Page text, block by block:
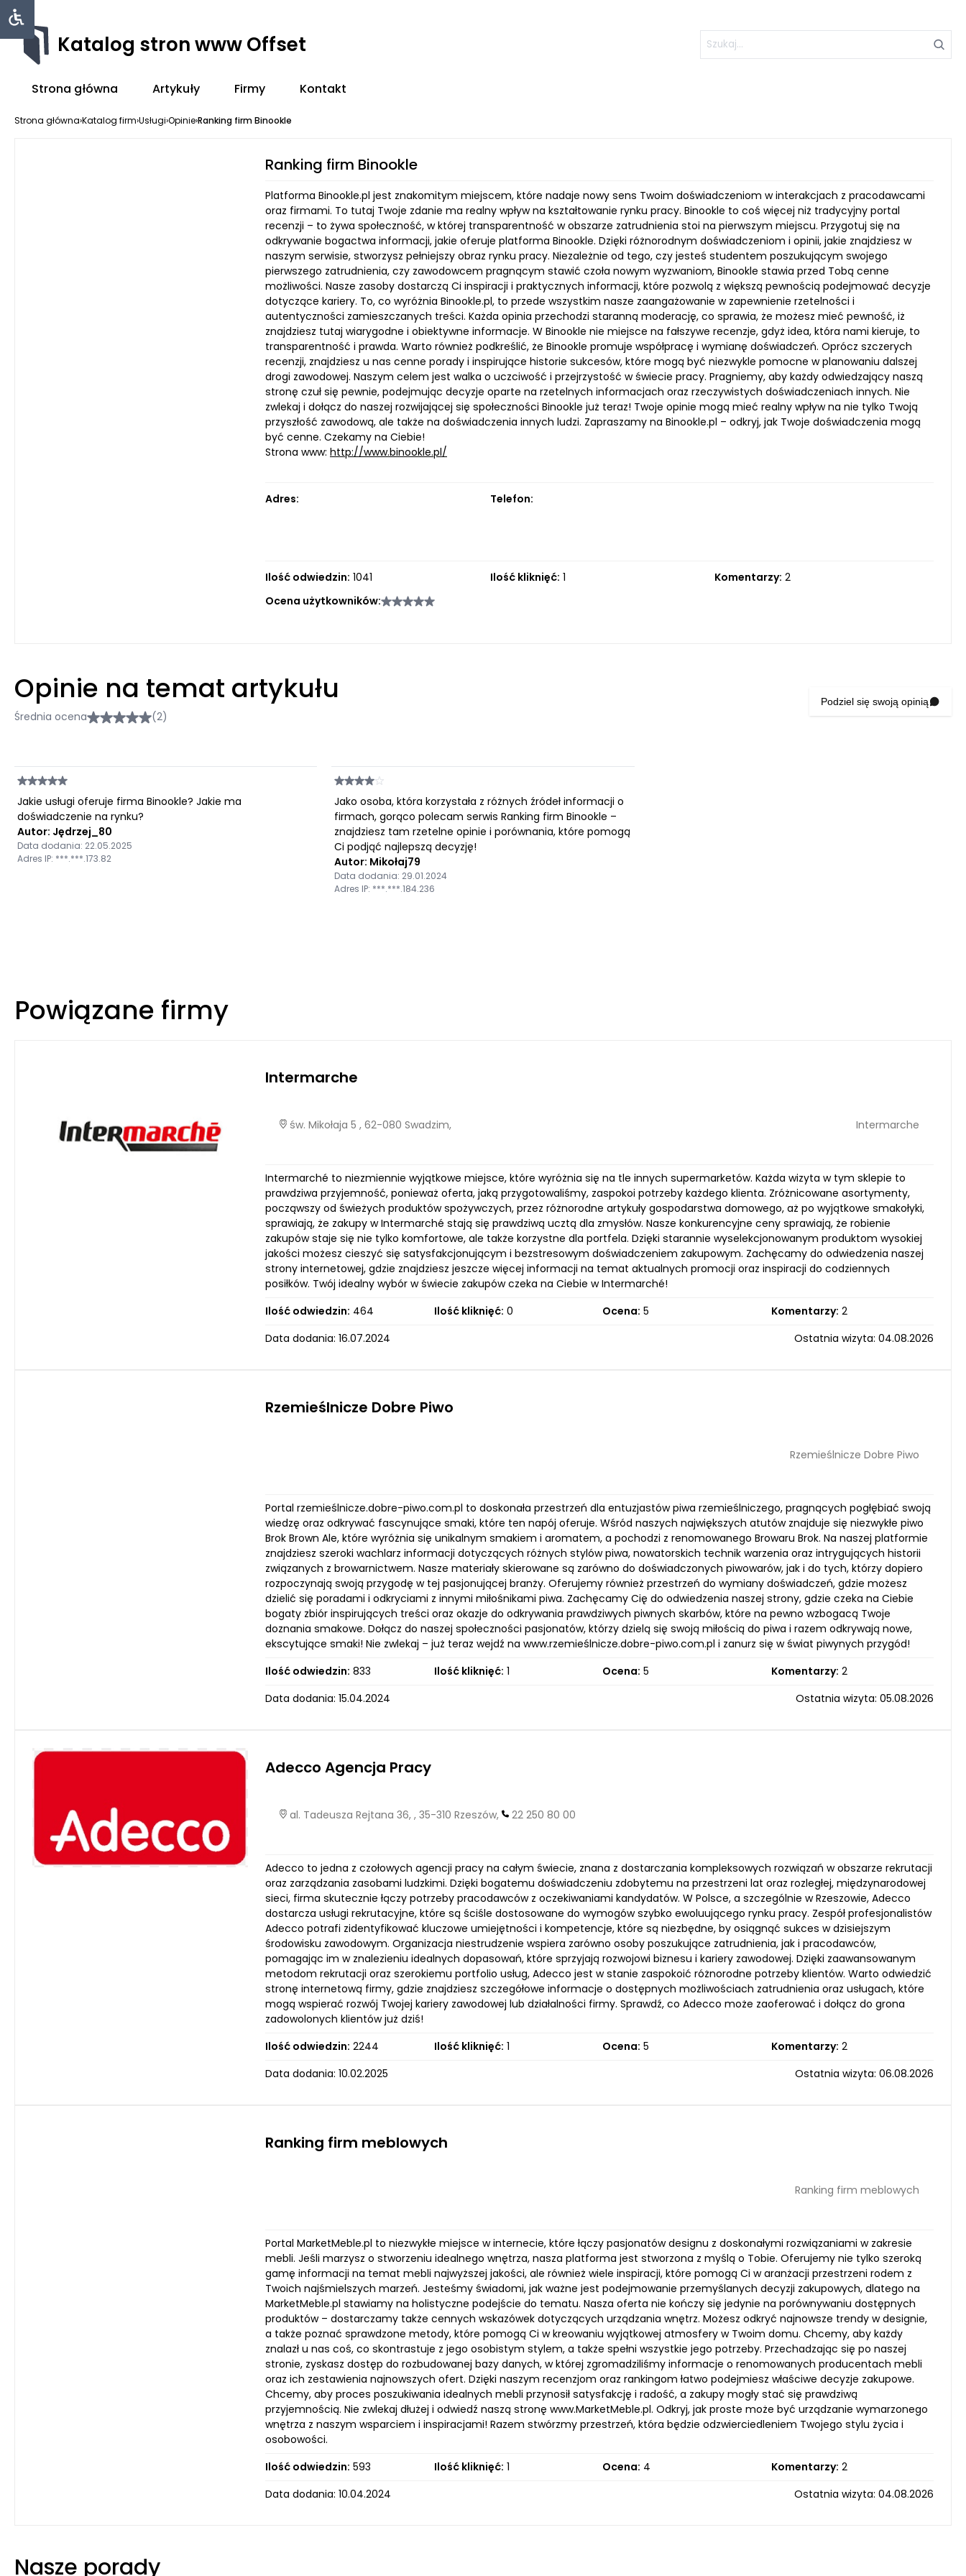
Katalog stron www Offset
Strona główna Artykuły Firmy Kontakt
Strona główna›Katalog firm›Usługi›Opinie›Ranking firm Binookle
Ranking firm Binookle
Platforma Binookle.pl jest znakomitym miejscem, które nadaje nowy sens Twoim doświadczeniom w interakcjach z pracodawcami
oraz firmami. To tutaj Twoje zdanie ma realny wpływ na kształtowanie rynku pracy. Binookle to coś więcej niż tradycyjny portal
recenzji – to żywa społeczność, w której transparentność w obszarze zatrudnienia stoi na pierwszym miejscu. Przygotuj się na
odkrywanie bogactwa informacji, jakie oferuje platforma Binookle. Dzięki różnorodnym doświadczeniom i opinii, jakie znajdziesz w
naszym serwisie, stworzysz pełniejszy obraz rynku pracy. Niezależnie od tego, czy jesteś studentem poszukującym swojego
pierwszego zatrudnienia, czy zawodowcem pragnącym stawić czoła nowym wyzwaniom, Binookle stawia przed Tobą cenne
możliwości. Nasze zasoby dostarczą Ci inspiracji i praktycznych informacji, które pozwolą z większą pewnością podejmować decyzje
dotyczące kariery. To, co wyróżnia Binookle.pl, to przede wszystkim nasze zaangażowanie w zapewnienie rzetelności i
autentyczności zamieszczanych treści. Każda opinia przechodzi staranną moderację, co sprawia, że możesz mieć pewność, iż
znajdziesz tutaj wiarygodne i obiektywne informacje. W Binookle nie miejsce na fałszywe recenzje, gdyż idea, która nami kieruje, to
transparentność i prawda. Warto również podkreślić, że Binookle promuje współpracę i wymianę doświadczeń. Oprócz szczerych
recenzji, znajdziesz u nas cenne porady i inspirujące historie sukcesów, które mogą być niezwykle pomocne w planowaniu dalszej
drogi zawodowej. Naszym celem jest walka o uczciwość i przejrzystość w świecie pracy. Pragniemy, aby każdy odwiedzający naszą
stronę czuł się pewnie, podejmując decyzje oparte na rzetelnych informacjach oraz rzeczywistych doświadczeniach innych. Nie
zwlekaj i dołącz do naszej rozwijającej się społeczności Binookle już teraz! Twoje opinie mogą mieć realny wpływ na nie tylko Twoją
przyszłość zawodową, ale także na doświadczenia innych ludzi. Zapraszamy na Binookle.pl – odkryj, jak Twoje doświadczenia mogą
być cenne. Czekamy na Ciebie!
Strona www: http://www.binookle.pl/
Adres: Telefon:
Ilość odwiedzin: 1041 Ilość kliknięć: 1 Komentarzy: 2
Ocena użytkowników:
Opinie na temat artykułu
Średnia ocena (2)
Podziel się swoją opinią
Jakie usługi oferuje firma Binookle? Jakie ma
doświadczenie na rynku?
Autor: Jędrzej_80
Data dodania: 22.05.2025
Adres IP: ***.***.173.82
Jako osoba, która korzystała z różnych źródeł informacji o
firmach, gorąco polecam serwis Ranking firm Binookle –
znajdziesz tam rzetelne opinie i porównania, które pomogą
Ci podjąć najlepszą decyzję!
Autor: Mikołaj79
Data dodania: 29.01.2024
Adres IP: ***.***.184.236
Powiązane firmy
Intermarche
św. Mikołaja 5 , 62-080 Swadzim, Intermarche
Intermarché to niezmiennie wyjątkowe miejsce, które wyróżnia się na tle innych supermarketów. Każda wizyta w tym sklepie to
prawdziwa przyjemność, ponieważ oferta, jaką przygotowaliśmy, zaspokoi potrzeby każdego klienta. Zróżnicowane asortymenty,
począwszy od świeżych produktów spożywczych, przez różnorodne artykuły gospodarstwa domowego, aż po wyjątkowe smakołyki,
sprawiają, że zakupy w Intermarché stają się prawdziwą ucztą dla zmysłów. Nasze konkurencyjne ceny sprawiają, że robienie
zakupów staje się nie tylko komfortowe, ale także korzystne dla portfela. Dzięki starannie wyselekcjonowanym produktom wysokiej
jakości możesz cieszyć się satysfakcjonującym i bezstresowym doświadczeniem zakupowym. Zachęcamy do odwiedzenia naszej
strony internetowej, gdzie znajdziesz jeszcze więcej informacji na temat aktualnych promocji oraz inspiracji do codziennych
posiłków. Twój idealny wybór w świecie zakupów czeka na Ciebie w Intermarché!
Ilość odwiedzin: 464 Ilość kliknięć: 0 Ocena: 5 Komentarzy: 2
Data dodania: 16.07.2024
Ostatnia wizyta: 04.08.2026
Rzemieślnicze Dobre Piwo
Rzemieślnicze Dobre Piwo
Portal rzemieślnicze.dobre-piwo.com.pl to doskonała przestrzeń dla entuzjastów piwa rzemieślniczego, pragnących pogłębiać swoją
wiedzę oraz odkrywać fascynujące smaki, które ten napój oferuje. Wśród naszych największych atutów znajduje się niezwykłe piwo
Brok Brown Ale, które wyróżnia się unikalnym smakiem i aromatem, a pochodzi z renomowanego Browaru Brok. Na naszej platformie
znajdziesz szeroki wachlarz informacji dotyczących różnych stylów piwa, nowatorskich technik warzenia oraz intrygujących historii
związanych z browarnictwem. Nasze materiały skierowane są zarówno do doświadczonych piwowarów, jak i do tych, którzy dopiero
rozpoczynają swoją przygodę w tej pasjonującej branży. Oferujemy również przestrzeń do wymiany doświadczeń, gdzie możesz
dzielić się poradami i odkryciami z innymi miłośnikami piwa. Zachęcamy Cię do odwiedzenia naszej strony, gdzie czeka na Ciebie
bogaty zbiór inspirujących treści oraz okazje do odkrywania prawdziwych piwnych skarbów, które na pewno wzbogacą Twoje
doznania smakowe. Dołącz do naszej społeczności pasjonatów, którzy dzielą się swoją miłością do piwa i razem odkrywają nowe,
ekscytujące smaki! Nie zwlekaj – już teraz wejdź na www.rzemieślnicze.dobre-piwo.com.pl i zanurz się w świat piwynych przygód!
Ilość odwiedzin: 833 Ilość kliknięć: 1 Ocena: 5 Komentarzy: 2
Data dodania: 15.04.2024
Ostatnia wizyta: 05.08.2026
Adecco Agencja Pracy
al. Tadeusza Rejtana 36, , 35-310 Rzeszów, 22 250 80 00
Adecco to jedna z czołowych agencji pracy na całym świecie, znana z dostarczania kompleksowych rozwiązań w obszarze rekrutacji
oraz zarządzania zasobami ludzkimi. Dzięki bogatemu doświadczeniu zdobytemu na przestrzeni lat oraz rozległej, międzynarodowej
sieci, firma skutecznie łączy potrzeby pracodawców z oczekiwaniami kandydatów. W Polsce, a szczególnie w Rzeszowie, Adecco
dostarcza usługi rekrutacyjne, które są ściśle dostosowane do wymogów szybko ewoluującego rynku pracy. Zespół profesjonalistów
Adecco potrafi zidentyfikować kluczowe umiejętności i kompetencje, które są niezbędne, by osiągnąć sukces w dzisiejszym
środowisku zawodowym. Organizacja niestrudzenie wspiera zarówno osoby poszukujące zatrudnienia, jak i pracodawców,
pomagając im w znalezieniu idealnych dopasowań, które sprzyjają rozwojowi biznesu i kariery zawodowej. Dzięki zaawansowanym
metodom rekrutacji oraz szerokiemu portfolio usług, Adecco jest w stanie zaspokoić różnorodne potrzeby klientów. Warto odwiedzić
stronę internetową firmy, gdzie znajdziesz szczegółowe informacje o dostępnych możliwościach zatrudnienia oraz usługach, które
mogą wspierać rozwój Twojej kariery zawodowej lub działalności firmy. Sprawdź, co Adecco może zaoferować i dołącz do grona
zadowolonych klientów już dziś!
Ilość odwiedzin: 2244 Ilość kliknięć: 1 Ocena: 5 Komentarzy: 2
Data dodania: 10.02.2025
Ostatnia wizyta: 06.08.2026
Ranking firm meblowych
Ranking firm meblowych
Portal MarketMeble.pl to niezwykłe miejsce w internecie, które łączy pasjonatów designu z doskonałymi rozwiązaniami w zakresie
mebli. Jeśli marzysz o stworzeniu idealnego wnętrza, nasza platforma jest stworzona z myślą o Tobie. Oferujemy nie tylko szeroką
gamę informacji na temat mebli najwyższej jakości, ale również wiele inspiracji, które pomogą Ci w aranżacji przestrzeni rodem z
Twoich najśmielszych marzeń. Jesteśmy świadomi, jak ważne jest podejmowanie przemyślanych decyzji zakupowych, dlatego na
MarketMeble.pl stawiamy na holistyczne podejście do tematu. Nasza oferta nie kończy się jedynie na porównywaniu dostępnych
produktów – dostarczamy także cennych wskazówek dotyczących urządzania wnętrz. Możesz odkryć najnowsze trendy w designie,
a także poznać sprawdzone metody, które pomogą Ci w kreowaniu wyjątkowej atmosfery w Twoim domu. Chcemy, aby każdy
znalazł u nas coś, co skontrastuje z jego osobistym stylem, a także spełni wszystkie jego potrzeby. Przechadzając się po naszej
stronie, zyskasz dostęp do rozbudowanej bazy danych, w której zgromadziliśmy informacje o renomowanych producentach mebli
oraz ich zestawienia najnowszych ofert. Dzięki naszym recenzjom oraz rankingom łatwo podejmiesz właściwe decyzje zakupowe.
Chcemy, aby proces poszukiwania idealnych mebli przynosił satysfakcję i radość, a zakupy mogły stać się prawdziwą
przyjemnością. Nie zwlekaj dłużej i odwiedź naszą stronę www.MarketMeble.pl. Odkryj, jak proste może być urządzanie wymarzonego
wnętrza z naszym wsparciem i inspiracjami! Razem stwórzmy przestrzeń, która będzie odzwierciedleniem Twojego stylu życia i
osobowości.
Ilość odwiedzin: 593 Ilość kliknięć: 1 Ocena: 4 Komentarzy: 2
Data dodania: 10.04.2024
Ostatnia wizyta: 04.08.2026
Nasze porady